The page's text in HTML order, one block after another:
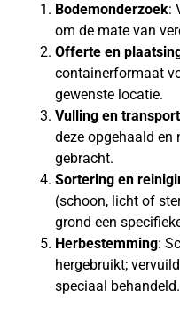
Bodemonderzoek:
om de mate van
Offerte en
containerformaat
gewenste locatie.
Vulling en transport
deze opgehaald en
gebracht.
Sortering en
(schoon, licht of
grond een
Herbestemming:
hergebruikt;
speciaal behandeld.